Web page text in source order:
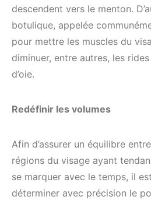
descendent vers le menton.
botulique, appelée
pour mettre les muscles du
diminuer, entre autres, les
d’oie.
Redéfinir les volumes
Afin d’assurer un équilibre
régions du visage ayant
se marquer avec le temps, il
déterminer avec précision le